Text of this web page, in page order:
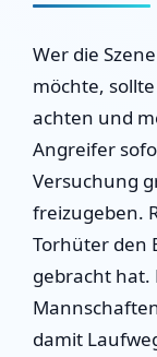
Wer die
möchte,
achten und
Angreifer
Versuchung
freizugeben.
Torhüter den
gebracht hat.
damit